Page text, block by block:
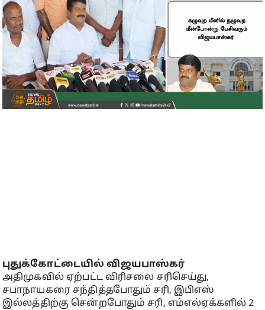
புதுக்கோட்டையில் விஜயபாஸ்கர்
அதிமுகவில் ஏற்பட்ட விரிசலை சரிசெய்து,
சபாநாயகரை சந்தித்தபோதும் சரி, இபிஎஸ்
இல்லத்திற்கு சென்றபோதும் சரி, எம்எல்ஏக்களில் 2